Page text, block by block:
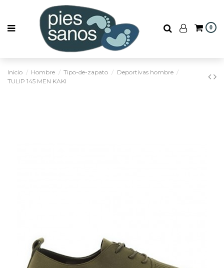
0
Inicio Hombre Tipo-de-zapato
Deportivas hombre
TULIP 145 MEN KAKI